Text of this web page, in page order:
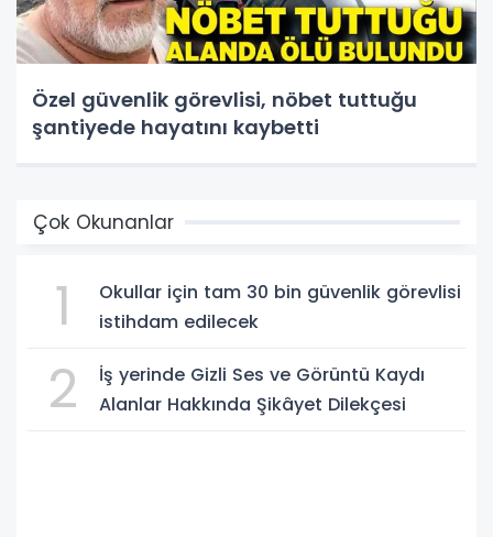
Özel güvenlik görevlisi, nöbet tuttuğu
şantiyede hayatını kaybetti
Çok Okunanlar
1
Okullar için tam 30 bin güvenlik görevlisi
istihdam edilecek
2
İş yerinde Gizli Ses ve Görüntü Kaydı
Alanlar Hakkında Şikâyet Dilekçesi